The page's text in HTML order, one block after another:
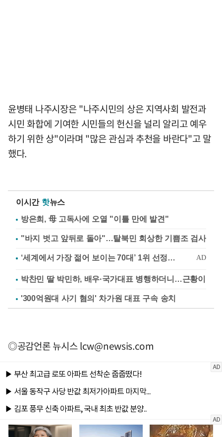
윤병태 나주시장은 "나주시민의 상은 지역사회 발전과
시민 화합에 기여한 시민들의 헌신을 널리 알리고 예우
하기 위한 상"이라며 "많은 관심과 추천을 바란다"고 말
했다.
이시간 핫뉴스
방은희, 母 고독사에 오열 "이틀 만에 발견"
"바지 벗고 앞뒤로 돌아"…탈북민 회상한 기쁨조 검사
박찬민 딸 박민하, 배우·국가대표 병행하더니…근황이
'300억원대 사기 혐의' 차가원 대표 구속 송치
◎공감언론 뉴시스lcw@newsis.com